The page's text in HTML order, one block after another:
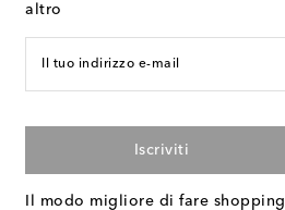
altro
Il tuo indirizzo e-mail
Iscriviti
Il modo migliore di fare shopping